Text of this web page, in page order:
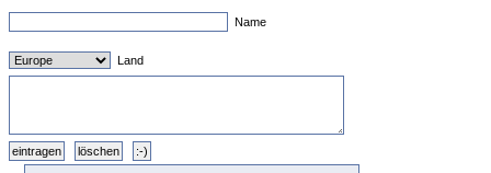
Name
Land